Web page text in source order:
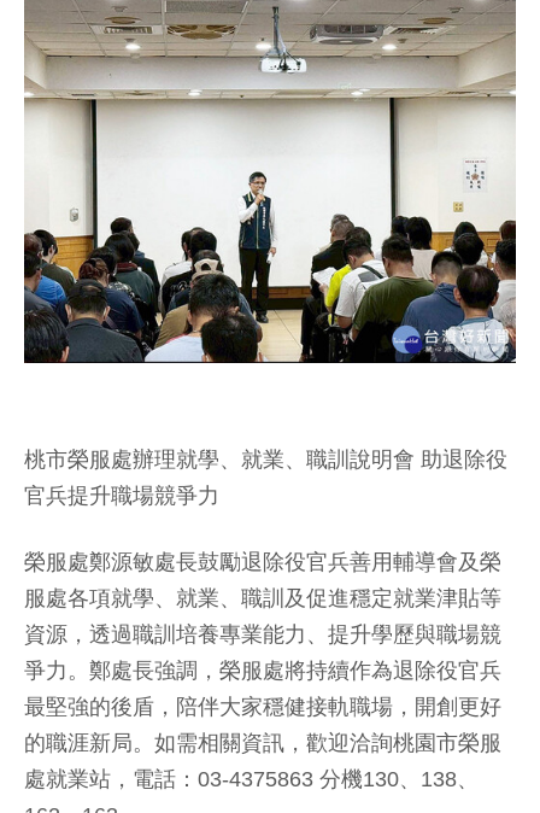
桃市榮服處辦理就學、就業、職訓說明會 助退除役
官兵提升職場競爭力
榮服處鄭源敏處長鼓勵退除役官兵善用輔導會及榮
服處各項就學、就業、職訓及促進穩定就業津貼等
資源，透過職訓培養專業能力、提升學歷與職場競
爭力。鄭處長強調，榮服處將持續作為退除役官兵
最堅強的後盾，陪伴大家穩健接軌職場，開創更好
的職涯新局。如需相關資訊，歡迎洽詢桃園市榮服
處就業站，電話：03-4375863 分機130、138、